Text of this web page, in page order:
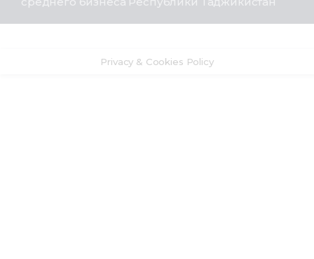
Privacy & Cookies Policy